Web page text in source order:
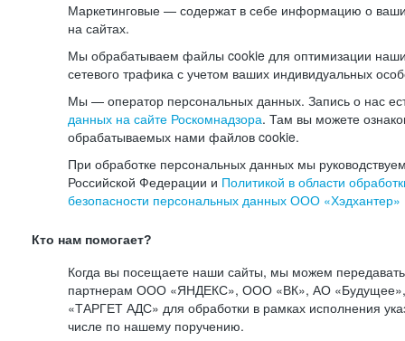
Маркетинговые — содержат в себе информацию о
на сайтах.
Мы обрабатываем файлы cookie для оптимизации
сетевого трафика с учетом ваших индивидуальных
Мы — оператор персональных данных. Запись о нас
данных на сайте Роскомнадзора. Там вы можете
обрабатываемых нами файлов cookie.
При обработке персональных данных мы
Российской Федерации и Политикой в области
безопасности персональных данных ООО «Хэдхантер»
Кто нам помогает?
Когда вы посещаете наши сайты, мы можем
партнерам ООО «ЯНДЕКС», ООО «ВК», АО
«ТАРГЕТ АДС» для обработки в рамках исполнения
числе по нашему поручению.